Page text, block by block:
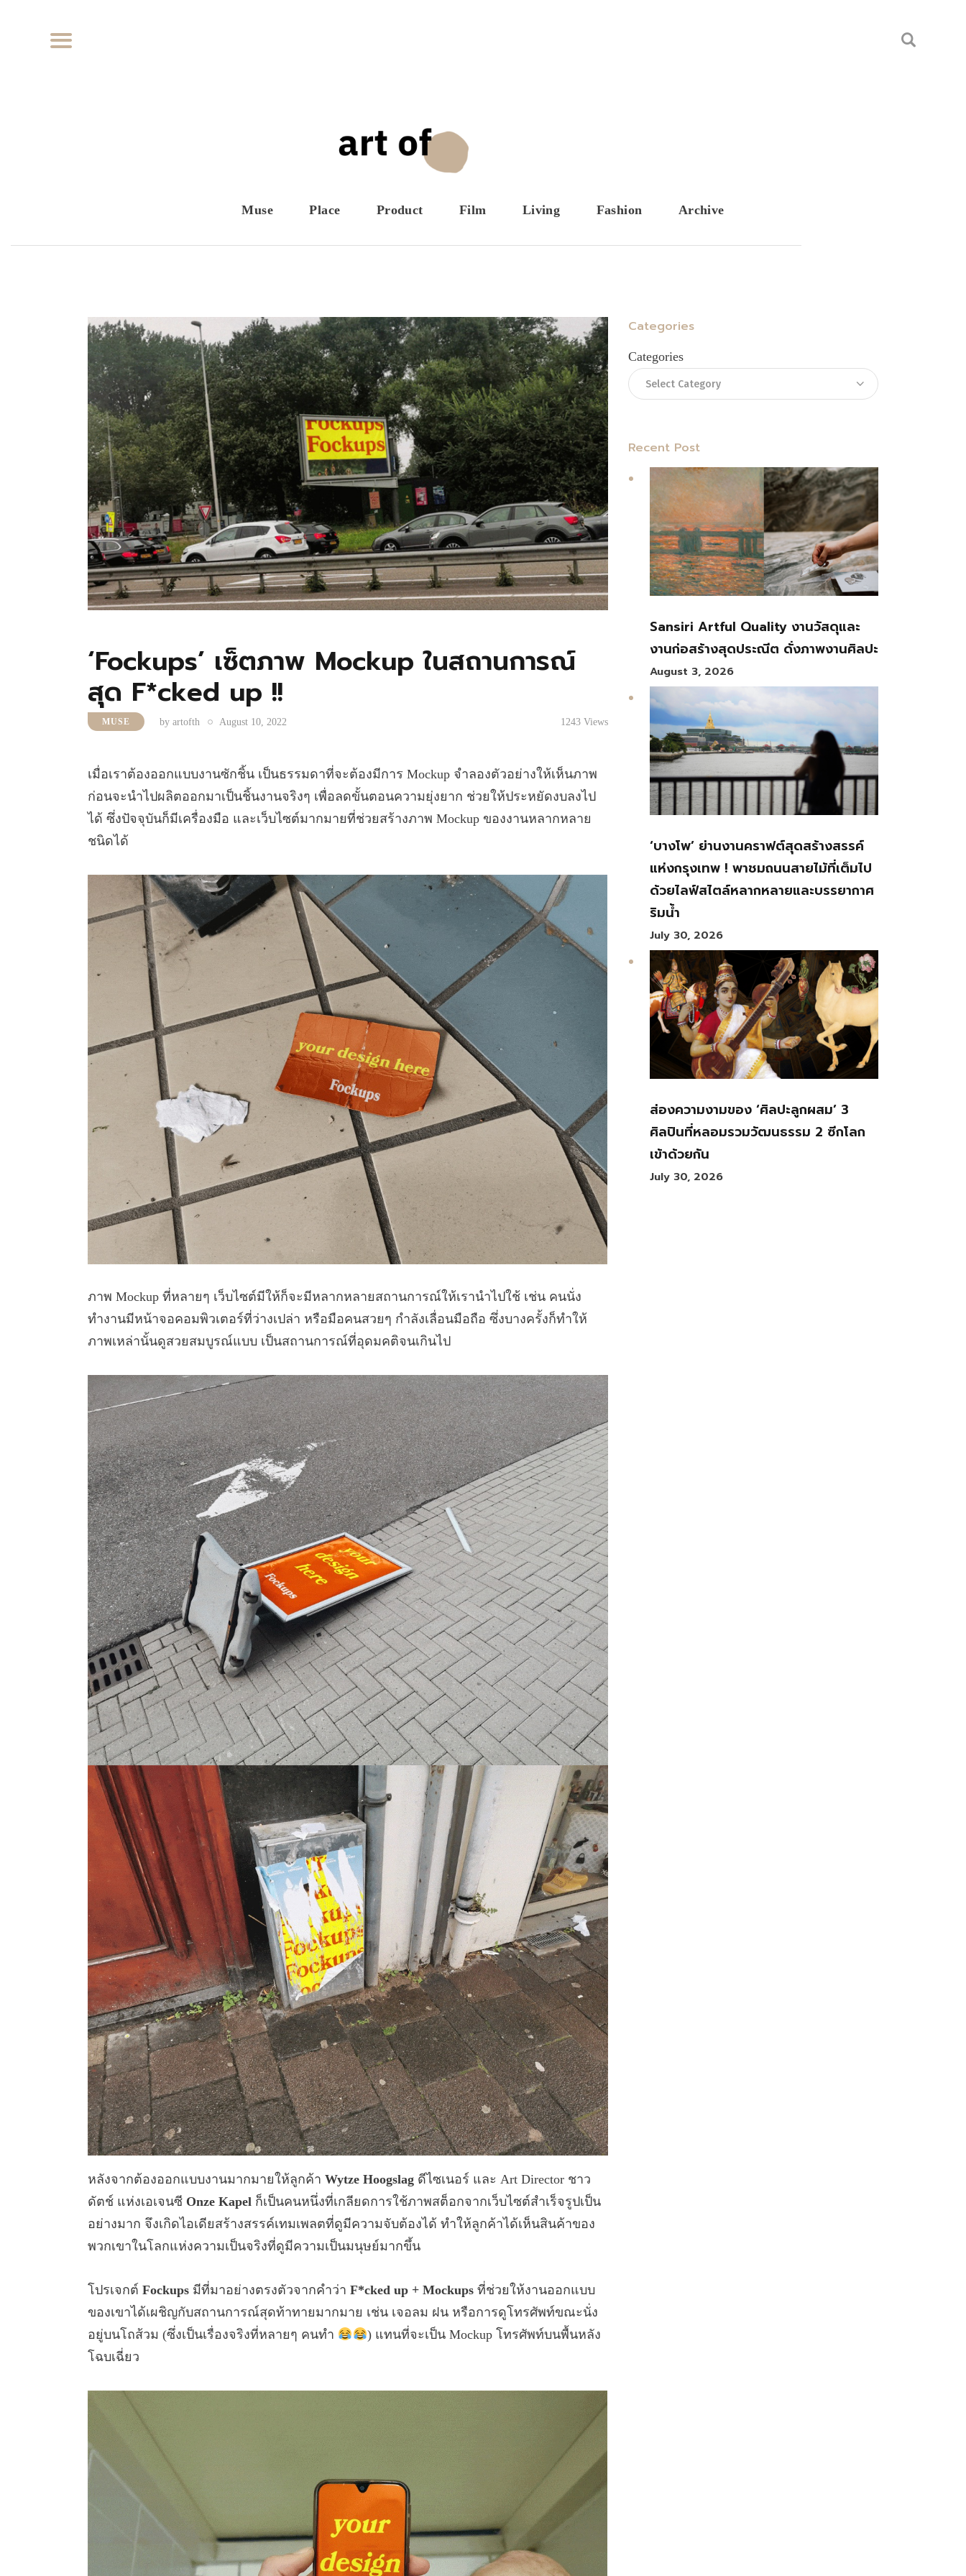
Muse Place Product Film Living Fashion Archive
‘Fockups’ เซ็ตภาพ Mockup ในสถานการณ์
สุด F*cked up !!
MUSE by artofth August 10, 2022 1243 Views
เมื่อเราต้องออกแบบงานซักชิ้น เป็นธรรมดาที่จะต้องมีการ Mockup จำลองตัวอย่างให้เห็นภาพ
ก่อนจะนำไปผลิตออกมาเป็นชิ้นงานจริงๆ เพื่อลดขั้นตอนความยุ่งยาก ช่วยให้ประหยัดงบลงไป
ได้ ซึ่งปัจจุบันก็มีเครื่องมือ และเว็บไซต์มากมายที่ช่วยสร้างภาพ Mockup ของงานหลากหลาย
ชนิดได้
ภาพ Mockup ที่หลายๆ เว็บไซต์มีให้ก็จะมีหลากหลายสถานการณ์ให้เรานำไปใช้ เช่น คนนั่ง
ทำงานมีหน้าจอคอมพิวเตอร์ที่ว่างเปล่า หรือมือคนสวยๆ กำลังเลื่อนมือถือ ซึ่งบางครั้งก็ทำให้
ภาพเหล่านั้นดูสวยสมบูรณ์แบบ เป็นสถานการณ์ที่อุดมคติจนเกินไป
หลังจากต้องออกแบบงานมากมายให้ลูกค้า Wytze Hoogslag ดีไซเนอร์ และ Art Director ชาว
ดัตช์ แห่งเอเจนซี Onze Kapel ก็เป็นคนหนึ่งที่เกลียดการใช้ภาพสต็อกจากเว็บไซต์สำเร็จรูปเป็น
อย่างมาก จึงเกิดไอเดียสร้างสรรค์เทมเพลตที่ดูมีความจับต้องได้ ทำให้ลูกค้าได้เห็นสินค้าของ
พวกเขาในโลกแห่งความเป็นจริงที่ดูมีความเป็นมนุษย์มากขึ้น
โปรเจกต์ Fockups มีที่มาอย่างตรงตัวจากคำว่า F*cked up + Mockups ที่ช่วยให้งานออกแบบ
ของเขาได้เผชิญกับสถานการณ์สุดท้าทายมากมาย เช่น เจอลม ฝน หรือการดูโทรศัพท์ขณะนั่ง
อยู่บนโถส้วม (ซึ่งเป็นเรื่องจริงที่หลายๆ คนทำ
) แทนที่จะเป็น Mockup โทรศัพท์บนพื้นหลัง
โฉบเฉี่ยว
Categories
Categories
Recent Post
Sansiri Artful Quality งานวัสดุและ
งานก่อสร้างสุดประณีต ดั่งภาพงานศิลปะ
August 3, 2026
‘บางโพ’ ย่านงานคราฟต์สุดสร้างสรรค์
แห่งกรุงเทพ ! พาชมถนนสายไม้ที่เต็มไป
ด้วยไลฟ์สไตล์หลากหลายและบรรยากาศ
ริมน้ำ
July 30, 2026
ส่องความงามของ ‘ศิลปะลูกผสม’ 3
ศิลปินที่หลอมรวมวัฒนธรรม 2 ซีกโลก
เข้าด้วยกัน
July 30, 2026